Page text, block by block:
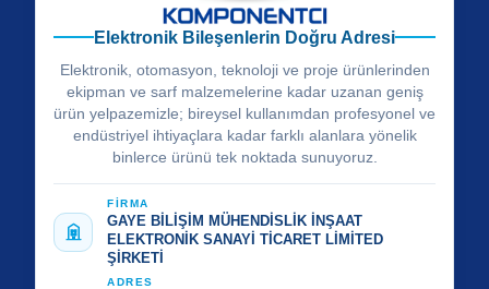
Elektronik Bileşenlerin Doğru Adresi
Elektronik, otomasyon, teknoloji ve proje ürünlerinden
ekipman ve sarf malzemelerine kadar uzanan geniş
ürün yelpazemizle; bireysel kullanımdan profesyonel ve
endüstriyel ihtiyaçlara kadar farklı alanlara yönelik
binlerce ürünü tek noktada sunuyoruz.
FİRMA
GAYE BİLİŞİM MÜHENDİSLİK İNŞAAT
ELEKTRONİK SANAYİ TİCARET LİMİTED
ŞİRKETİ
ADRES